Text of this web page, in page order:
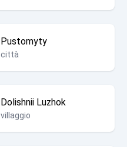
Pustomyty
città
Dolishnii Luzhok
villaggio